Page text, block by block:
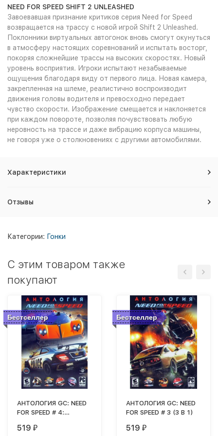
NEED FOR SPEED SHIFT 2 UNLEASHED
Завоевавшая признание критиков серия Need for Speed
возвращается на трассу с новой игрой Shift 2 Unleashed.
Поклонники виртуальных автогонок вновь смогут окунуться
в атмосферу настоящих соревнований и испытать восторг,
покоряя сложнейшие трассы на высоких скоростях. Новый
уровень восприятия. Игроки испытают незабываемые
ощущения благодаря виду от первого лица. Новая камера,
закрепленная на шлеме, реалистично воспроизводит
движения головы водителя и превосходно передает
чувство скорости. Изображение смещается и наклоняется
при каждом повороте, позволяя почувствовать любую
неровность на трассе и даже вибрацию корпуса машины,
не говоря уже о столкновениях с другими автомобилями.
Характеристики
Отзывы
Категории: Гонки
C этим товаром также
покупают
Бестселлер
АНТОЛОГИЯ GC: NEED
FOR SPEED # 4:
ЗАЩИЩАТЬ (4 В 1) -
519 ₽
Бестселлер
АНТОЛОГИЯ GC: NEED
FOR SPEED # 3 (3 В 1)
519 ₽